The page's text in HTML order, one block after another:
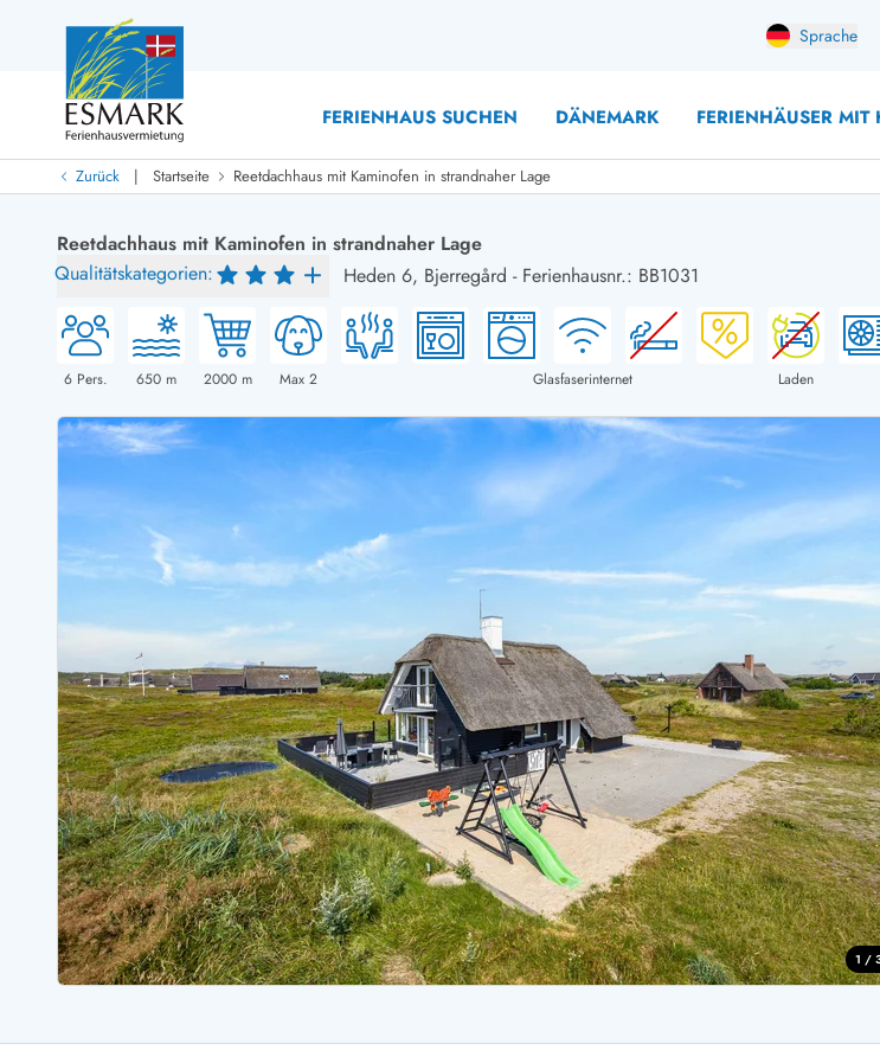
Sprache
FERIENHAUS SUCHEN DÄNEMARK FERIENHÄUSER MIT
Last Minute
Last Minute
Neu bei uns!
Neue Ferienhäuser bei ESMARKFerienhäuser mit PoolFerienhäuser mit Hund
Neurenovierte Ferienhäuser
Ferienhäuser mit Endreinigung inklusive
Ferienhäuser dicht am Strand
Ferienhäuser neu gebaut
Ferienhäuser mit Sauna
Ferienhäuser Nicht-Raucher
Ferienhäuser mit Aussicht
Ferienhäuser mit Whirlpool
Ferienhäuser mit Freitagswechsel
Ferienhäuser mit Sonntagswechsel
Ferienhäuser für Angler
Ferienhäuser mit Aktivitätsraum
Ferienhäuser mit Kaminofen
Ferienhäuser mit Kindern
Luxus Ferienhäuser
Ferienhäuser mit Nebensaionrabatt
Ferienhaus für 4 Personen
Ferienhaus für 6 Personen
Ferienhäuser Bjerregard Ferienhäuser Blavand Ferienhäuser Hvide SandeFerienhäuser Sondervig
Ferienhäuser Argab
Ferienhäuser in Arrild
Ferienhäuser Bjerregard
Ferienhäuser Blavand
Ferienhäuser Bork Havn
Ferienhäuser Fjand
Ferienhäuser Fanö
Ferienhäuser Graerup Strand
Ferienhäuser Haurvig
Ferienhäuser Henne Strand
Ferienhäuser Ho
Ferienhäuser Houstrup
Ferienhäuser Houvig
Ferienhäuser auf Holmsland Klit
Ferienhäuser in Holmsland
Ferienhäuser Hvide Sande
Ferienhäuser Jegum
Ferienhäuser Klegod
Ferienhäuser Lodbjerg Hede
Ferienhäuser Nr. Lyngvig
Zurück | Startseite Reetdachhaus mit Kaminofen in strandnaher Lage
Reetdachhaus mit Kaminofen in strandnaher Lage
Qualitätskategorien:
Heden 6, Bjerregård - Ferienhausnr.: BB1031
6Pers. 650 m 2000m Max 2 Glasfaserinternet Laden
1 /